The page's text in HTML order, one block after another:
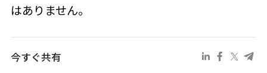
はありません。
今すぐ共有